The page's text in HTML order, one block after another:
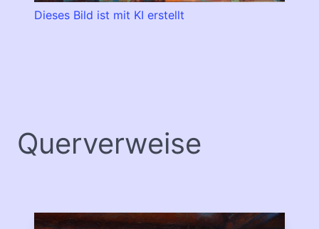
Dieses Bild ist mit KI erstellt
Querverweise